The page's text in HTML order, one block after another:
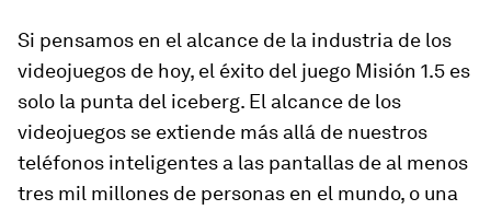
Si pensamos en el alcance de la industria de los
videojuegos de hoy, el éxito del juego Misión 1.5 es
solo la punta del iceberg. El alcance de los
videojuegos se extiende más allá de nuestros
teléfonos inteligentes a las pantallas de al menos
tres mil millones de personas en el mundo, o una